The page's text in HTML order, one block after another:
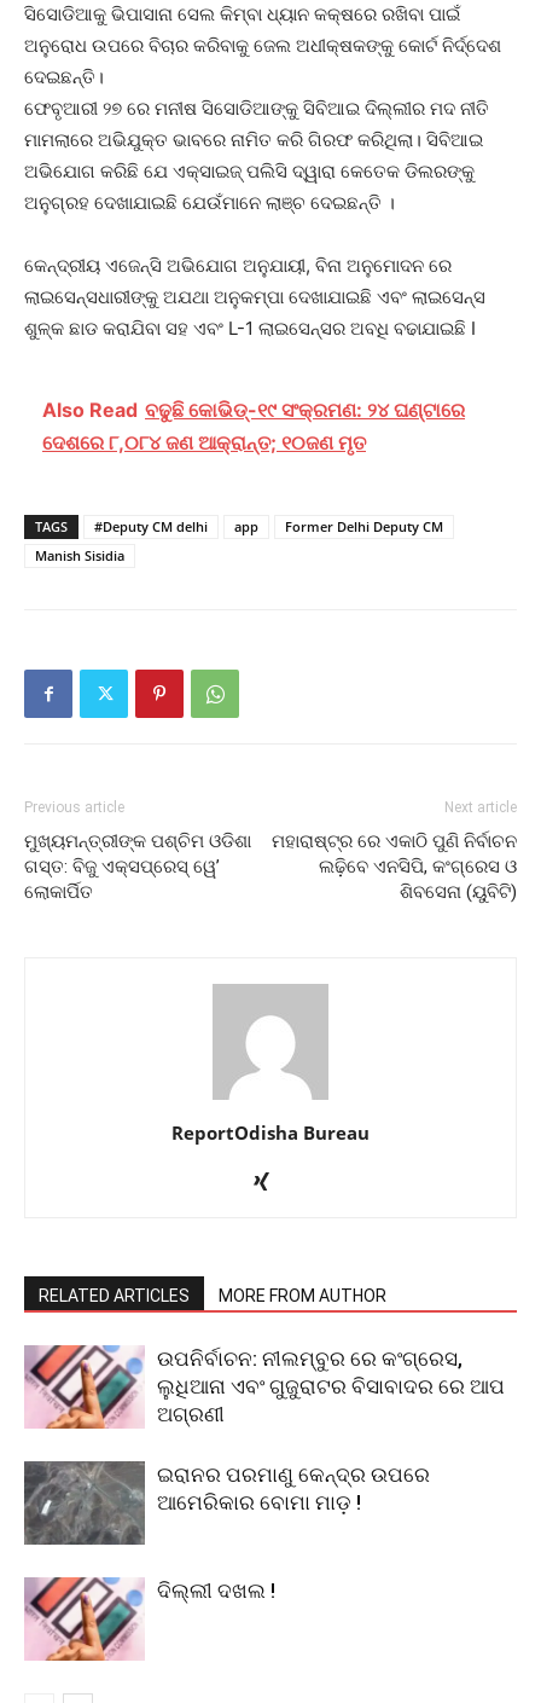
ସିସୋଡିଆକୁ ଭିପାସାନା ସେଲ କିମ୍ବା ଧ୍ୟାନ କକ୍ଷରେ ରଖିବା ପାଇଁ
ଅନୁରୋଧ ଉପରେ ବିଚାର କରିବାକୁ ଜେଲ ଅଧୀକ୍ଷକଙ୍କୁ କୋର୍ଟ ନିର୍ଦ୍ଦେଶ
ଦେଇଛନ୍ତି।
ଫେବୃଆରୀ ୨୭ ରେ ମନୀଷ ସିସୋଡିଆଙ୍କୁ ସିବିଆଇ ଦିଲ୍ଲୀର ମଦ ନୀତି
ମାମଲାରେ ଅଭିଯୁକ୍ତ ଭାବରେ ନାମିତ କରି ଗିରଫ କରିଥିଲା। ସିବିଆଇ
ଅଭିଯୋଗ କରିଛି ଯେ ଏକ୍ସାଇଜ୍ ପଲିସି ଦ୍ୱାରା କେତେକ ଡିଲରଙ୍କୁ
ଅନୁଗ୍ରହ ଦେଖାଯାଇଛି ଯେଉଁମାନେ ଲାଞ୍ଚ ଦେଇଛନ୍ତି ।
କେନ୍ଦ୍ରୀୟ ଏଜେନ୍ସି ଅଭିଯୋଗ ଅନୁଯାୟୀ, ବିନା ଅନୁମୋଦନ ରେ
ଲାଇସେନ୍ସଧାରୀଙ୍କୁ ଅଯଥା ଅନୁକମ୍ପା ଦେଖାଯାଇଛି ଏବଂ ଲାଇସେନ୍ସ
ଶୁଳ୍କ ଛାଡ କରାଯିବା ସହ ଏବଂ L-1 ଲାଇସେନ୍ସର ଅବଧି ବଢାଯାଇଛି I
Also Read ବଢୁଛି କୋଭିଡ୍‌-୧୯ ସଂକ୍ରମଣ: ୨୪ ଘଣ୍ଟାରେ
ଦେଶରେ ୮,୦୮୪ ଜଣ ଆକ୍ରାନ୍ତ; ୧୦ଜଣ ମୃତ
TAGS #Deputy CM delhi app
Former Delhi Deputy CM
Manish Sisidia
Previous article
ମୁଖ୍ୟମନ୍ତ୍ରୀଙ୍କ ପଶ୍ଚିମ ଓଡିଶା
ଗସ୍ତ: ବିଜୁ ଏକ୍ସପ୍ରେସ୍‌ ୱେ’
ଲୋକାର୍ପିତ
Next article
ମହାରାଷ୍ଟ୍ର ରେ ଏକାଠି ପୁଣି ନିର୍ବାଚନ
ଲଢ଼ିବେ ଏନସିପି, କଂଗ୍ରେସ ଓ
ଶିବସେନା (ୟୁବିଟି)
ReportOdisha Bureau
RELATED ARTICLES MORE FROM AUTHOR
ଉପନିର୍ବାଚନ: ନୀଲମ୍ବୁର ରେ କଂଗ୍ରେସ,
ଲୁଧିଆନା ଏବଂ ଗୁଜୁରାଟର ବିସାବାଦର ରେ ଆପ
ଅଗ୍ରଣୀ
ଇରାନର ପରମାଣୁ କେନ୍ଦ୍ର ଉପରେ
ଆମେରିକାର ବୋମା ମାଡ଼ !
ଦିଲ୍ଲୀ ଦଖଲ !